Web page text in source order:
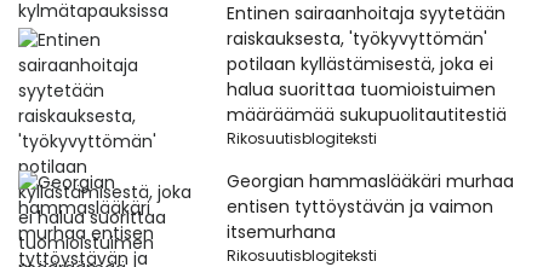
Entinen sairaanhoitaja syytetään
raiskauksesta, 'työkyvyttömän'
potilaan kyllästämisestä, joka ei
halua suorittaa tuomioistuimen
määräämää sukupuolitautitestiä
Rikosuutisblogiteksti
Georgian hammaslääkäri murhaa
entisen tyttöystävän ja vaimon
itsemurhana
Rikosuutisblogiteksti